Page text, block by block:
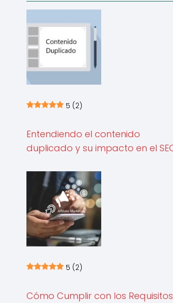
5 (2)
Entendiendo el contenido
duplicado y su impacto en el
5 (2)
Cómo Cumplir con los Requisitos